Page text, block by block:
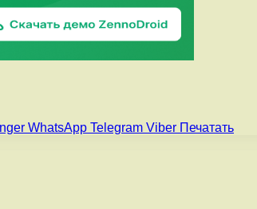
WhatsApp Telegram Viber Печатать